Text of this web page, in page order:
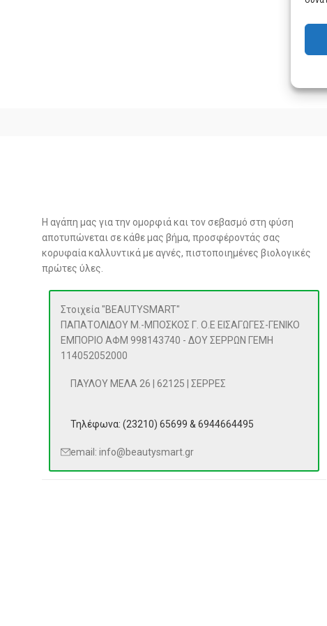
Η αγάπη μας για την ομορφιά και τον σεβασμό στη φύση
αποτυπώνεται σε κάθε μας βήμα, προσφέροντάς σας
κορυφαία καλλυντικά με αγνές, πιστοποιημένες βιολογικές
πρώτες ύλες.
Στοιχεία "BEAUTYSMART"
ΠΑΠΑΤΟΛΙΔΟΥ Μ.-ΜΠΟΣΚΟΣ Γ. Ο.Ε ΕΙΣΑΓΩΓΕΣ-ΓΕΝΙΚΟ
ΕΜΠΟΡΙΟ ΑΦΜ 998143740 - ΔΟΥ ΣΕΡΡΩΝ ΓΕΜΗ
114052052000
ΠΑΥΛΟΥ ΜΕΛΑ 26 | 62125 | ΣΕΡΡΕΣ
Τηλέφωνα: (23210) 65699 & 6944664495
email: info@beautysmart.gr